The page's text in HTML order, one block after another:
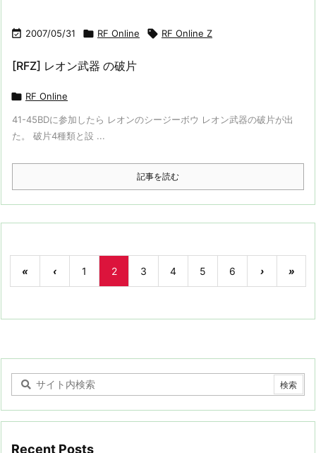
 2007/05/31  RF Online  RF Online Z
[RFZ] レオン武器 の破片
 RF Online
41-45BDに参加したら レオンのシージーボウ レオン武器の破片が出
た。 破片4種類と設 ...
記事を読む
« ‹ 1 2 3 4 5 6 › »
Recent Posts